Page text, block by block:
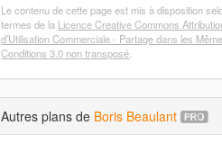
Le contenu de cette page est mis à disposition
termes de la Licence Creative Commons
d’Utilisation Commerciale - Partage dans les
Conditions 3.0 non transposé
Autres plans de Boris Beaulant